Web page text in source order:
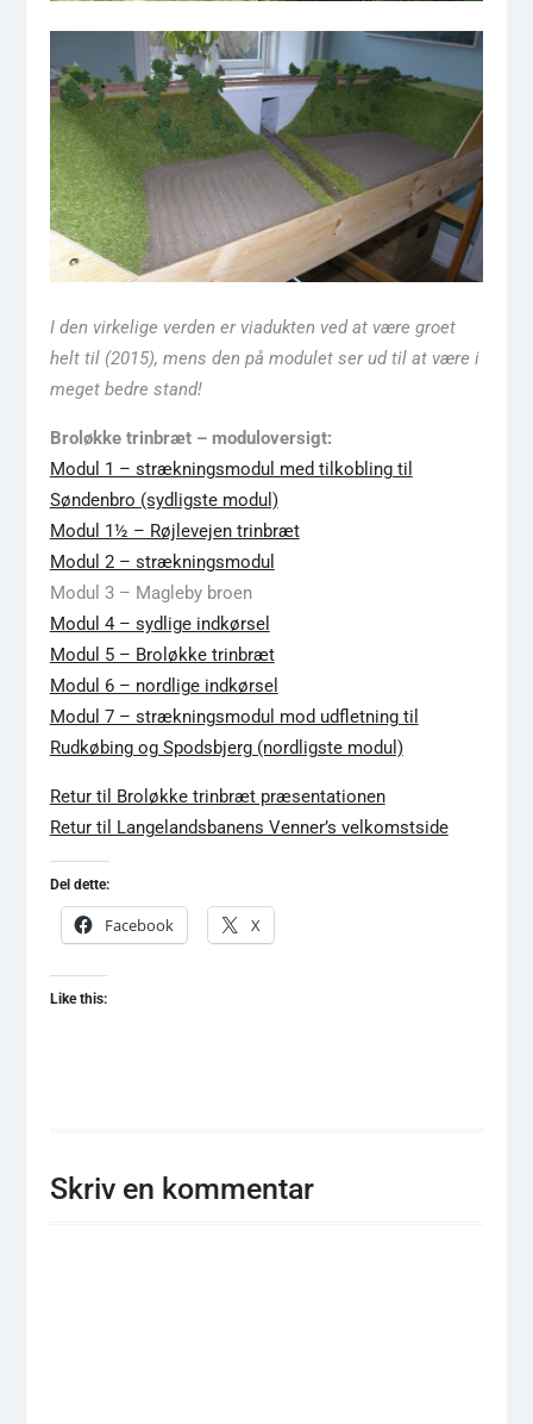
I den virkelige verden er viadukten ved at være groet
helt til (2015), mens den på modulet ser ud til at være i
meget bedre stand!
Broløkke trinbræt – moduloversigt:
Modul 1 – strækningsmodul med tilkobling til
Søndenbro (sydligste modul)
Modul 1½ – Røjlevejen trinbræt
Modul 2 – strækningsmodul
Modul 3 – Magleby broen
Modul 4 – sydlige indkørsel
Modul 5 – Broløkke trinbræt
Modul 6 – nordlige indkørsel
Modul 7 – strækningsmodul mod udfletning til
Rudkøbing og Spodsbjerg (nordligste modul)
Retur til Broløkke trinbræt præsentationen
Retur til Langelandsbanens Venner’s velkomstside
Del dette:
Facebook X
Like this:
Skriv en kommentar